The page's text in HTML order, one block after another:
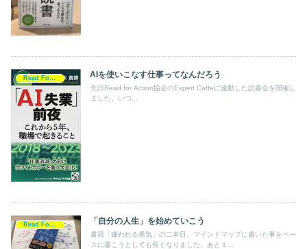
AIを使いこなす仕事ってなんだろう
先日Read for Action協会のExpert Caffeに連動した読書会を開催し
ました。いつ...
Read For Action 「自分の人生」を始めていこう
書籍「嫌われる勇気」の二本目。マインドマップに書いた事をベー
スに書こうとしても長くなりました。あと１...